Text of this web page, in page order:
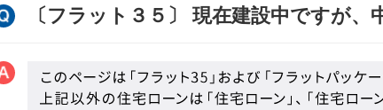
〔フラット３５〕 現在建設中ですが